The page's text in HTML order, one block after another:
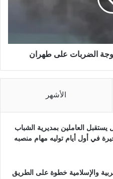
الضربات على طهران
الأشهر
يستقبل العاملين بمديرية الشباب
في أول أيام توليه مهام منصبه
والإسلامية خطوة على الطريق